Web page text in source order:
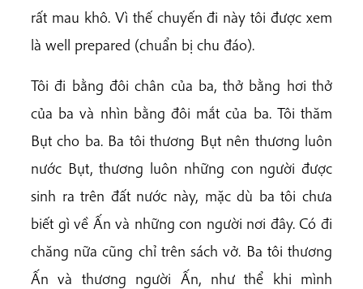
rất mau khô. Vì thế chuyến đi này tôi được xem
là well prepared (chuẩn bị chu đáo).
Tôi đi bằng đôi chân của ba, thở bằng hơi thở
của ba và nhìn bằng đôi mắt của ba. Tôi thăm
Bụt cho ba. Ba tôi thương Bụt nên thương luôn
nước Bụt, thương luôn những con người được
sinh ra trên đất nước này, mặc dù ba tôi chưa
biết gì về Ấn và những con người nơi đây. Có đi
chăng nữa cũng chỉ trên sách vở. Ba tôi thương
Ấn và thương người Ấn, như thể khi mình